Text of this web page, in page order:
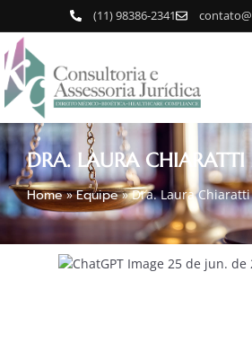
(11) 98386-2341
DRA. LAURA
Home»Equipe»Dra. Laura